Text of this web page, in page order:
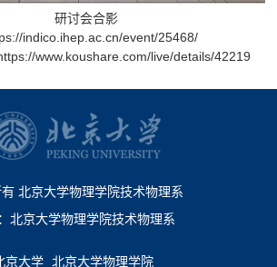
研讨会合影
indico.ihep.ac.cn/event/25468/
www.koushare.com/live/details/42219
北京大学物理学院技术物理系
北京大学物理学院技术物理系
京大学 北京大学物理学院